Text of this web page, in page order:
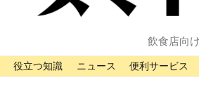
飲食店向
役立つ知識 ニュース 便利サービス